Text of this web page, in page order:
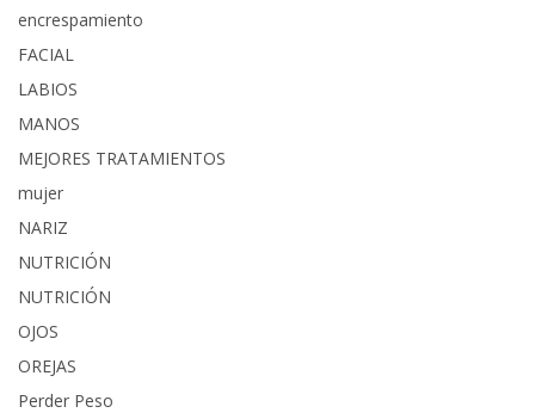
encrespamiento
FACIAL
LABIOS
MANOS
MEJORES TRATAMIENTOS
mujer
NARIZ
NUTRICIÓN
NUTRICIÓN
OJOS
OREJAS
Perder Peso